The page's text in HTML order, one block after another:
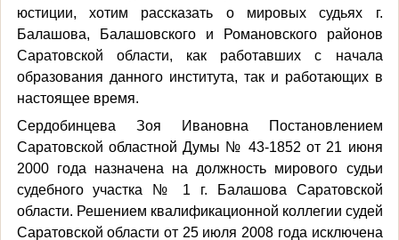
юстиции, хотим рассказать о мировых судьях г.
Балашова, Балашовского и Романовского районов
Саратовской области, как работавших с начала
образования данного института, так и работающих в
настоящее время.
Сердобинцева Зоя Ивановна Постановлением
Саратовской областной Думы № 43-1852 от 21 июня
2000 года назначена на должность мирового судьи
судебного участка № 1 г. Балашова Саратовской
области. Решением квалификационной коллегии судей
Саратовской области от 25 июля 2008 года исключена